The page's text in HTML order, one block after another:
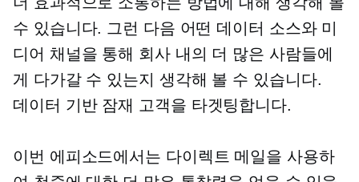
수 있습니다. 그런 다음 어떤 데이터 소스와 미
디어 채널을 통해 회사 내의 더 많은 사람들에
게 다가갈 수 있는지 생각해 볼 수 있습니다.
데이터 기반잠재 고객을 타겟팅합니다.
이번 에피소드에서는 다이렉트 메일을 사용하